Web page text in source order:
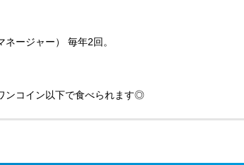
ージャー） 毎年2回。
ンコイン以下で食べられます◎